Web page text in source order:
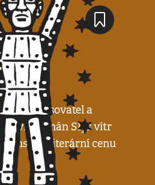
je spisovatel a
první román Slyš vítr
literární cenu